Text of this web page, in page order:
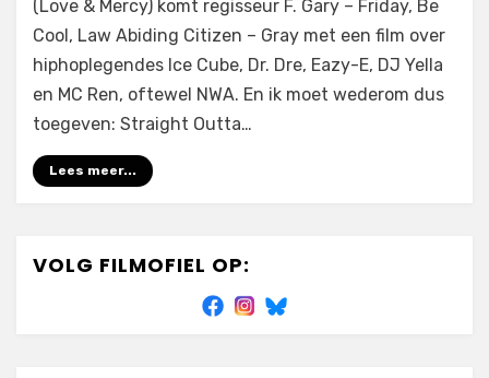
(Love & Mercy) komt regisseur F. Gary – Friday, Be
Cool, Law Abiding Citizen – Gray met een film over
hiphoplegendes Ice Cube, Dr. Dre, Eazy-E, DJ Yella
en MC Ren, oftewel NWA. En ik moet wederom dus
toegeven: Straight Outta…
Lees meer...
VOLG FILMOFIEL OP: